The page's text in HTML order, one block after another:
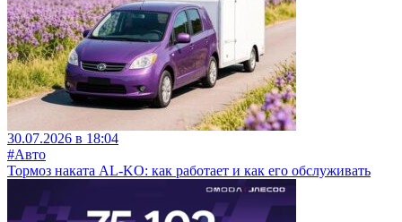
30.07.2026 в 18:04
#Авто
Тормоз наката AL-KO: как работает и как его обслуживать